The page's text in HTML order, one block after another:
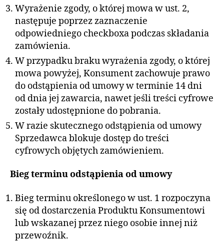
Wyrażenie zgody, o której mowa w ust. 2,
następuje poprzez zaznaczenie
odpowiedniego checkboxa podczas składania
zamówienia.
W przypadku braku wyrażenia zgody, o której
mowa powyżej, Konsument zachowuje prawo
do odstąpienia od umowy w terminie 14 dni
od dnia jej zawarcia, nawet jeśli treści cyfrowe
zostały udostępnione do pobrania.
W razie skutecznego odstąpienia od umowy
Sprzedawca blokuje dostęp do treści
cyfrowych objętych zamówieniem.
Bieg terminu odstąpienia od umowy
Bieg terminu określonego w ust. 1 rozpoczyna
się od dostarczenia Produktu Konsumentowi
lub wskazanej przez niego osobie innej niż
przewoźnik.